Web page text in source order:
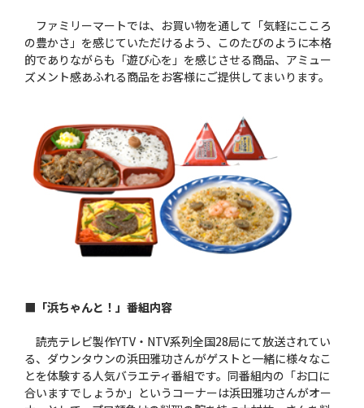
ファミリーマートでは、お買い物を通して「気軽にこころ
の豊かさ」を感じていただけるよう、このたびのように本格
的でありながらも「遊び心を」を感じさせる商品、アミュー
ズメント感あふれる商品をお客様にご提供してまいります。
■「浜ちゃんと！」番組内容
読売テレビ製作YTV・NTV系列全国28局にて放送されてい
る、ダウンタウンの浜田雅功さんがゲストと一緒に様々なこ
とを体験する人気バラエティ番組です。同番組内の「お口に
合いますでしょうか」というコーナーは浜田雅功さんがオー